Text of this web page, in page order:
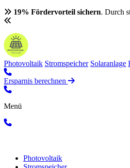
19% Fördervorteil sichern. Durch
Photovoltaik Stromspeicher Solaranlage
Ersparnis berechnen
Menü
Photovoltaik